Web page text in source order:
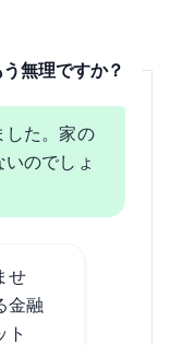
無理ですか？
した。家の
のでしょ
せ
金融
ト